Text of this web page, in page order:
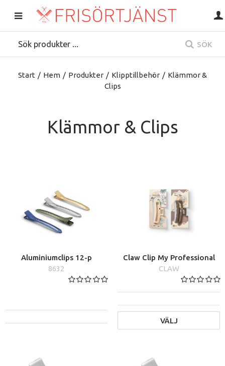
SÖK
Start / Hem / Produkter / Klipptillbehör / Klämmor &
Clips
Klämmor & Clips
Aluminiumclips 12-p
8632
Claw Clip My Professional
CLAW
VÄLJ